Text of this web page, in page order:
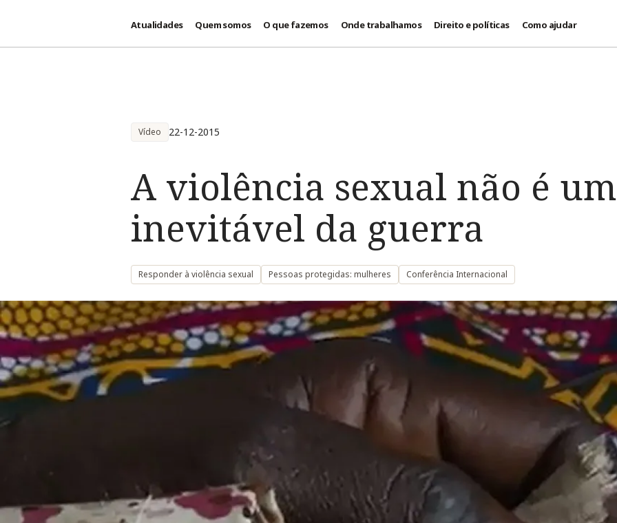
Atualidades Quem somos O que fazemos Onde trabalhamos Direito e políticas Como ajudar
Vídeo 22-12-2015
A violência sexual não é
inevitável da guerra
Responder à violência sexual Pessoas protegidas: mulheres Conferência Internacional